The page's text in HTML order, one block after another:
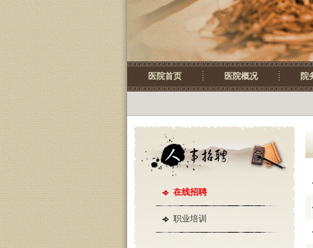
医院首页 医院概况 院
在线招聘
职业培训